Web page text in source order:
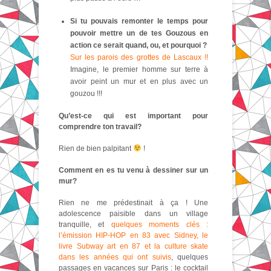
Si tu pouvais remonter le temps pour
pouvoir mettre un de tes Gouzous en
action ce serait quand, ou, et pourquoi ?
Sur les parois des grottes de Lascaux !!
Imagine, le premier homme sur terre à
avoir peint un mur et en plus avec un
gouzou !!!
Qu’est-ce qui est important pour
comprendre ton travail?
Rien de bien palpitant !
Comment en es tu venu à dessiner sur un
mur?
Rien ne me prédestinait à ça ! Une
adolescence paisible dans un village
tranquille, et quelques moments clés :
l’émission HIP-HOP en 83 avec Sidney, le
livre Subway art en 87 et la culture skate
dans les années qui ont suivis, quelques
passages en vacances sur Paris : le cocktail